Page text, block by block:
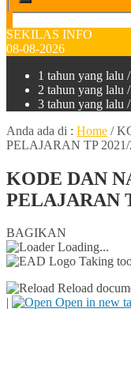
SEKILAS INFO
08-08-2026
1 tahun yang lalu
2 tahun yang lalu
3 tahun yang lalu
Anda ada di : Home /
PELAJARAN TP 2021/
KODE DAN
PELAJARAN
BAGIKAN
Loading...
Taking
Reload
|
Open in new